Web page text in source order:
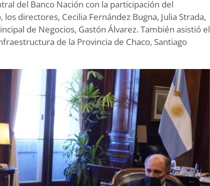
del Banco Nación con la participación del
directores, Cecilia Fernández Bugna, Julia Strada,
de Negocios, Gastón Álvarez. También asistió el
de la Provincia de Chaco, Santiago